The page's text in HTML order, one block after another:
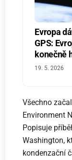
Evropa
GPS:
konečně
19. 5. 2026
Všechno
Environment
Popisuje
Washington,
kondenzační